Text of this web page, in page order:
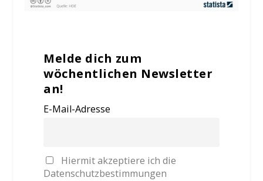
Melde dich zum
wöchentlichen Newsletter
an!
E-Mail-Adresse
Hiermit akzeptiere ich die
Datenschutzbestimmungen